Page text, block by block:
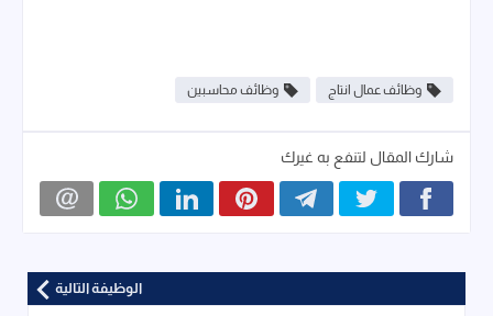
وظائف عمال انتاج وظائف محاسبين
شارك المقال لتنفع به غيرك
الوظيفة التالية